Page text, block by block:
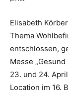
Elisabeth
Thema
entschlossen,
Messe
23. und 24.
Location im 16.